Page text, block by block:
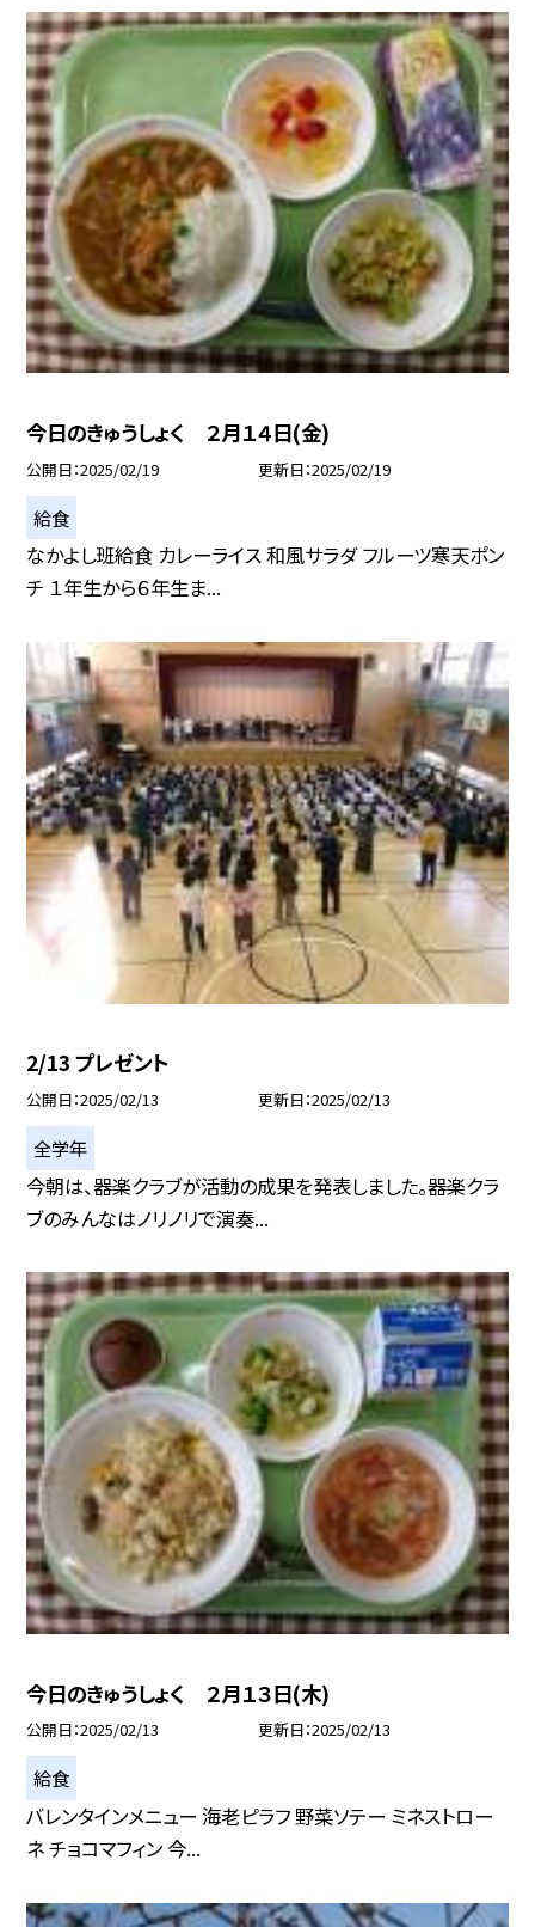
今日のきゅうしょく ２月１４日(金)
公開日 2025/02/19 更新日 2025/02/19
給食
なかよし班給食 カレーライス 和風サラダ フルーツ寒天ポン
チ １年生から６年生ま...
2/13 プレゼント
公開日 2025/02/13 更新日 2025/02/13
全学年
今朝は、器楽クラブが活動の成果を発表しました。器楽クラ
ブのみんなはノリノリで演奏...
今日のきゅうしょく ２月１３日(木)
公開日 2025/02/13 更新日 2025/02/13
給食
バレンタインメニュー 海老ピラフ 野菜ソテー ミネストロー
ネ チョコマフィン 今...